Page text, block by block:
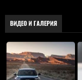
ВИДЕО И ГАЛЕРИЯ